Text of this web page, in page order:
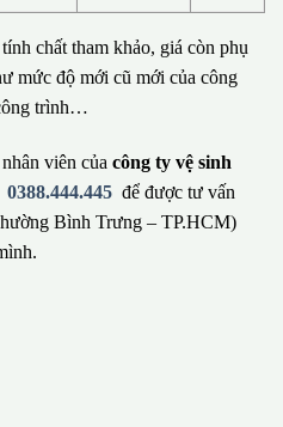
chất tham khảo, giá còn phụ
mức độ mới cũ mới của công
trình…
viên của công ty vệ sinh
0388.444.445 để được tư vấn
Bình Trưng – TP.HCM)